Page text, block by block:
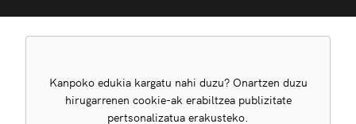
Kanpoko edukia kargatu nahi duzu? Onartzen duzu
hirugarrenen cookie-ak erabiltzea publizitate
pertsonalizatua erakusteko.